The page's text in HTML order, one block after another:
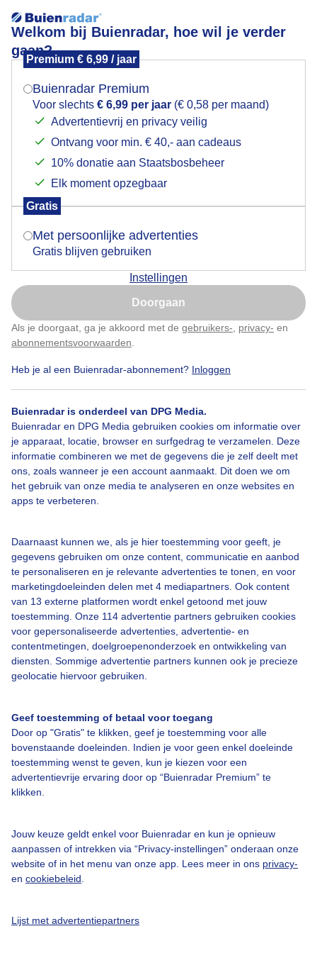
Welkom bij Buienradar, hoe wil je verder
gaan?
Premium € 6,99 / jaar
Buienradar Premium
Voor slechts € 6,99 per jaar (€ 0,58 per maand)
Advertentievrij en privacy veilig
Ontvang voor min. € 40,- aan cadeaus
10% donatie aan Staatsbosbeheer
Elk moment opzegbaar
Gratis
Met persoonlijke advertenties
Gratis blijven gebruiken
Instellingen
Doorgaan
Als je doorgaat, ga je akkoord met de gebruikers- privacy- en
abonnementsvoorwaarden
Heb je al een Buienradar-abonnement? Inloggen
Buienradar is onderdeel van DPG Media.
Buienradar en DPG Media gebruiken cookies om informatie over
je apparaat, locatie, browser en surfgedrag te verzamelen. Deze
informatie combineren we met de gegevens die je zelf deelt met
ons, zoals wanneer je een account aanmaakt. Dit doen we om
het gebruik van onze media te analyseren en onze websites en
apps te verbeteren.
Daarnaast kunnen we, als je hier toestemming voor geeft, je
gegevens gebruiken om onze content, communicatie en aanbod
te personaliseren en je relevante advertenties te tonen, en voor
marketingdoeleinden delen met 4 mediapartners. Ook content
van 13 externe platformen wordt enkel getoond met jouw
toestemming. Onze 114 advertentie partners gebruiken cookies
voor gepersonaliseerde advertenties, advertentie- en
contentmetingen, doelgroepenonderzoek en ontwikkeling van
diensten. Sommige advertentie partners kunnen ook je precieze
geolocatie hiervoor gebruiken.
Geef toestemming of betaal voor toegang
Door op "Gratis" te klikken, geef je toestemming voor alle
bovenstaande doeleinden. Indien je voor geen enkel doeleinde
toestemming wenst te geven, kun je kiezen voor een
advertentievrije ervaring door op “Buienradar Premium” te
klikken.
Jouw keuze geldt enkel voor Buienradar en kun je opnieuw
aanpassen of intrekken via “Privacy-instellingen” onderaan onze
website of in het menu van onze app. Lees meer in ons privacy-
en cookiebeleid
Lijst met advertentiepartners
Weerspiegeling in regenplas
Na de bui weer de regenplassen rond kwart over 1 in
Harderwijk. Er viel even veel in korte tijd.
Door: Erica van Leeuwen-de Bruijn
Regenplassen Regen
Bekijk slideshow
Een moment geduld aub...
Bedrijfsgegevens
Veelgestelde vragen
Contact
Gebruikersvoorwaarden
Adverteren
Privacy beleid
Mogen we je locatie gebruiken voor het
Indien je hier nog geen akkoord op hebt gegeven,
verschijnt er zo een pop-up uit je browser waarin
Is goed, toon de popup
Nu niet, misschien later
Klik hierom dit aan te passen